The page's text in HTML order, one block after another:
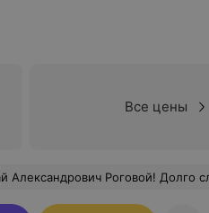
Все цены
Лазер практически безболезненный, хотя пугал меня долгое время. В результате процедура пеерносится спокойно. А результат - просто светлая, ровная кожа